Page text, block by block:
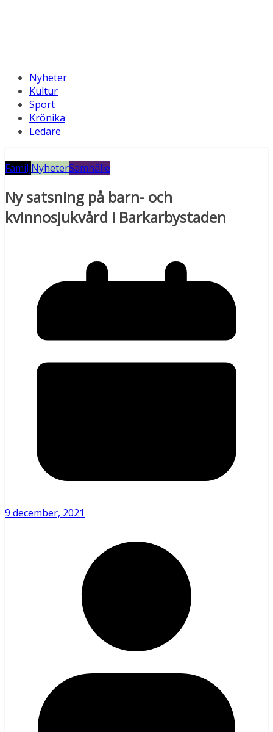
Nyheter
Kultur
Sport
Krönika
Ledare
FamiljNyheterSamhälle
Ny satsning på barn- och
kvinnosjukvård i Barkarbystaden
9 december, 2021